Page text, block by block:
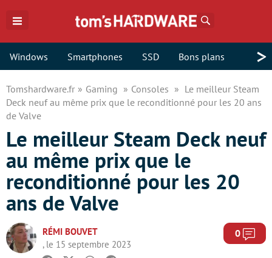
Windows Smartphones SSD Bons plans >
Tomshardware.fr Gaming Consoles
Le meilleur Steam
Deck neuf au même prix que le reconditionné pour les 20 ans
de Valve
Le meilleur Steam Deck neuf
au même prix que le
reconditionné pour les 20
ans de Valve
RÉMI BOUVET
, le 15 septembre 2023
0